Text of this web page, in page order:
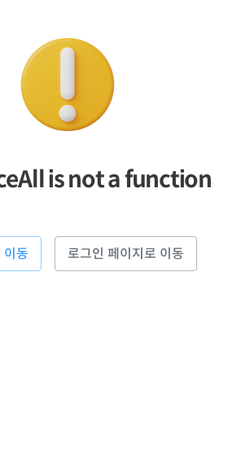
is not a function
이동 로그인 페이지로 이동